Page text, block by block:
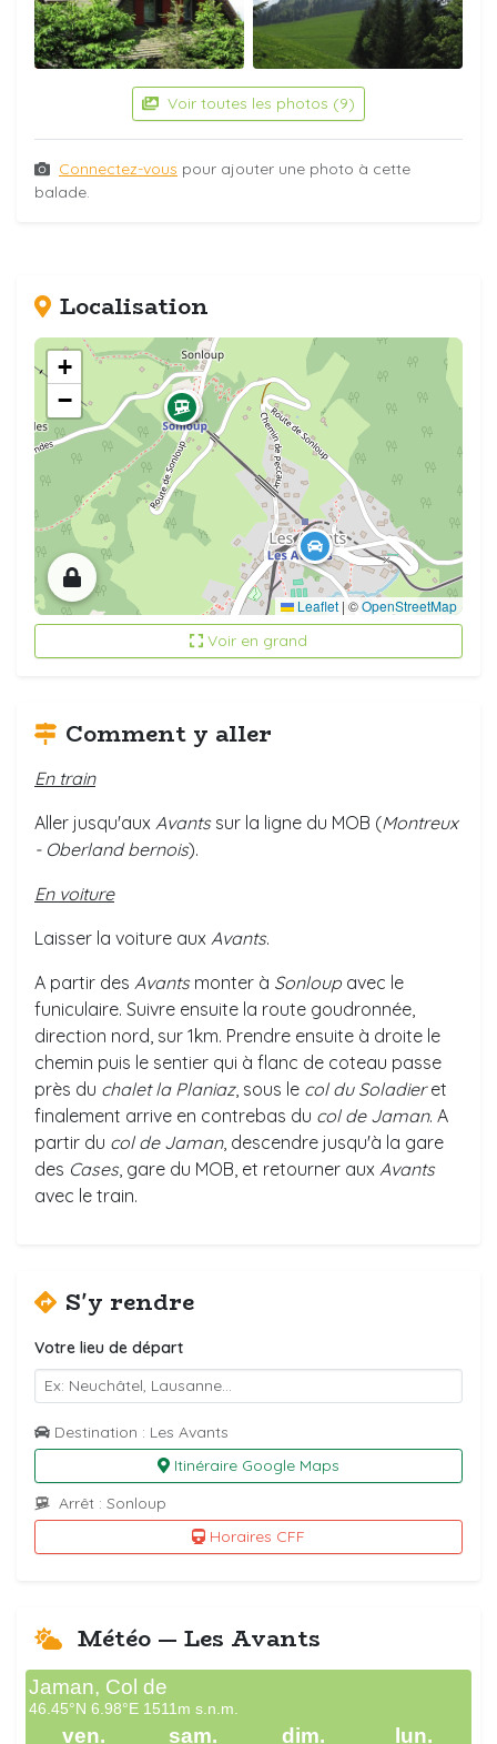
Voir toutes les photos (9)
Connectez-vous pour ajouter une photo à cette
balade.
Localisation
+
−
Leaflet | ©OpenStreetMap
Voir en grand
Comment y aller
En train
Aller jusqu'aux Avants sur la ligne du MOB (Montreux
- Oberland bernois).
En voiture
Laisser la voiture aux Avants.
A partir des Avants monter à Sonloup avec le
funiculaire. Suivre ensuite la route goudronnée,
direction nord, sur 1km. Prendre ensuite à droite le
chemin puis le sentier qui à flanc de coteau passe
près du chalet la Planiaz, sous le col du Soladieret
finalement arrive en contrebas du col de Jaman. A
partir du col de Jaman, descendre jusqu'à la gare
des Cases, gare du MOB, et retourner aux Avants
avec le train.
S'y rendre
Votre lieu de départ
Destination : Les Avants
Itinéraire Google Maps
Arrêt : Sonloup
Horaires CFF
Météo — Les Avants